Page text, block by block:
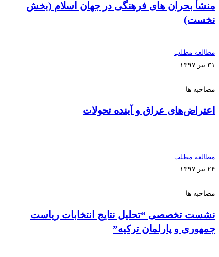
منشأ بحران ­های فرهنگی در جهان اسلام (بخش
نخست)
مطالعه مطلب
۳۱ تیر ۱۳۹۷
مصاحبه ها
اعتراض‌های عراق و آینده تحولات
مطالعه مطلب
۲۴ تیر ۱۳۹۷
مصاحبه ها
نشست تخصصی “تحلیل نتایج انتخابات ریاست
جمهوری و پارلمان ترکیه”